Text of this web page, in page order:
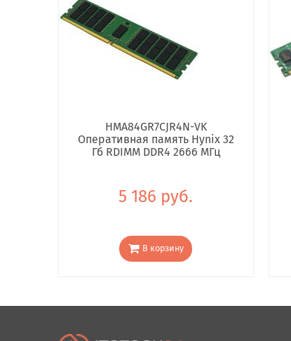
HMA84GR7CJR4N-VK
Оперативная память Hynix 32
Гб RDIMM DDR4 2666 МГц
5 186 руб.
В корзину